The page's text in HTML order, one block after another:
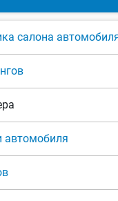
салона
автомобиля